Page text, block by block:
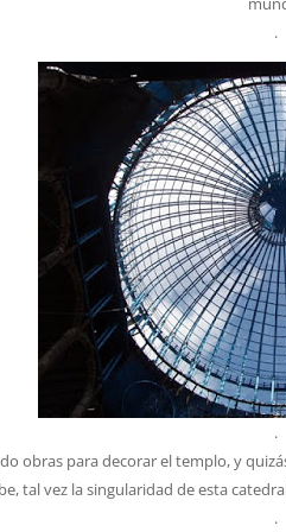
.
.
obras para decorar el templo, y
tal vez la singularidad de esta
.